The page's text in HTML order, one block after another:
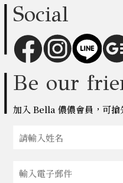
Social
Be our
加入 Bella 儂儂會員，可